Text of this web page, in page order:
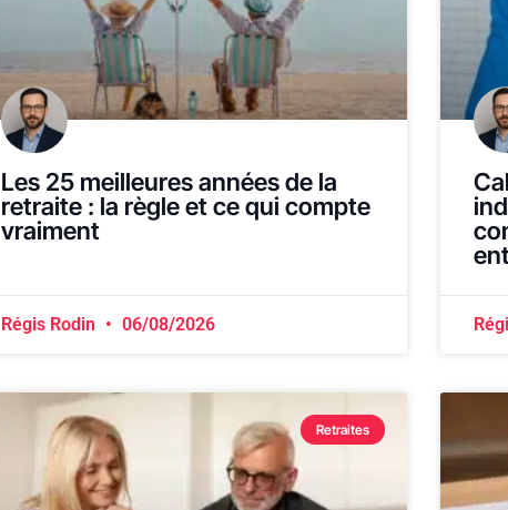
Les 25 meilleures années de la
retraite : la règle et ce qui compte
vraiment
Régis Rodin 06/08/2026
Retraites